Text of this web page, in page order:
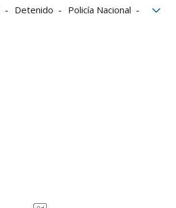
Detenido
Policía Nacional